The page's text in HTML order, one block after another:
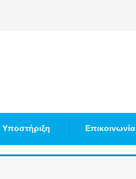
Υποστήριξη Επικοινωνία